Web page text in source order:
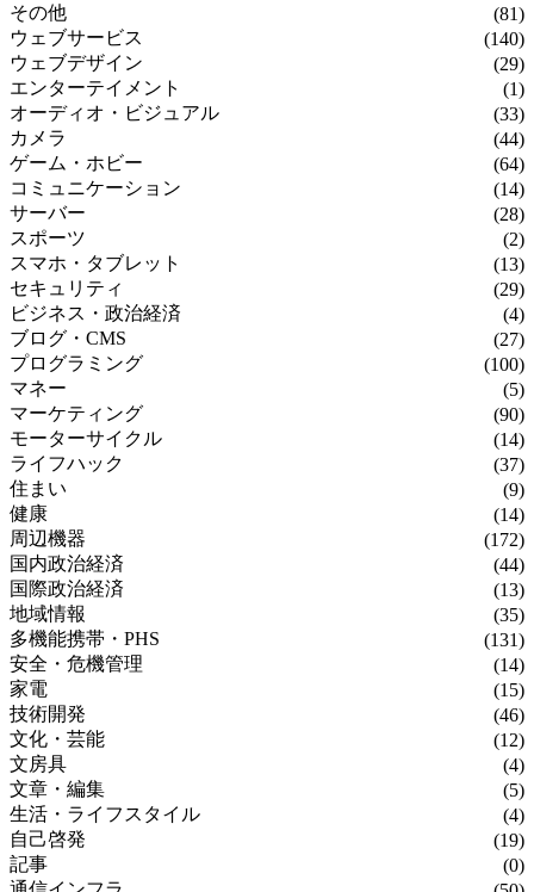
その他
(81)
ウェブサービス
(140)
ウェブデザイン
(29)
エンターテイメント
(1)
オーディオ・ビジュアル
(33)
カメラ
(44)
ゲーム・ホビー
(64)
コミュニケーション
(14)
サーバー
(28)
スポーツ
(2)
スマホ・タブレット
(13)
セキュリティ
(29)
ビジネス・政治経済
(4)
ブログ・CMS
(27)
プログラミング
(100)
マネー
(5)
マーケティング
(90)
モーターサイクル
(14)
ライフハック
(37)
住まい
(9)
健康
(14)
周辺機器
(172)
国内政治経済
(44)
国際政治経済
(13)
地域情報
(35)
多機能携帯・PHS
(131)
安全・危機管理
(14)
家電
(15)
技術開発
(46)
文化・芸能
(12)
文房具
(4)
文章・編集
(5)
生活・ライフスタイル
(4)
自己啓発
(19)
記事
(0)